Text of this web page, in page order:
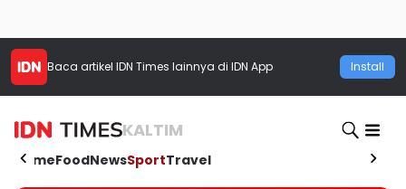
Baca artikel IDN Times lainnya di IDN App Install
KALTIM
HomeFoodNewsSportTravel